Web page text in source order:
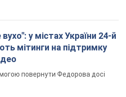
у містах України 24-й
мітинги на підтримку
повернути Федорова досі